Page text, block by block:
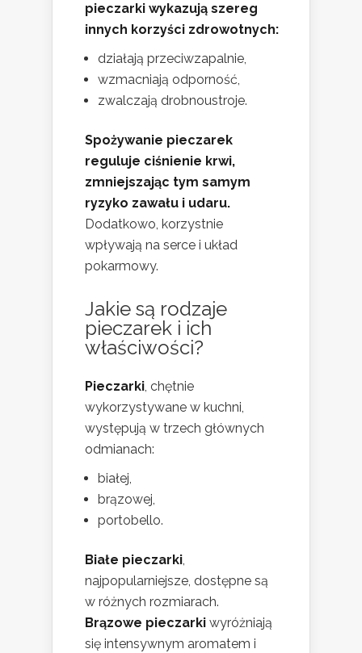
pieczarki wykazują szereg
innych korzyści zdrowotnych:
działają przeciwzapalnie,
wzmacniają odporność,
zwalczają drobnoustroje.
Spożywanie pieczarek
reguluje ciśnienie krwi,
zmniejszając tym samym
ryzyko zawału i udaru.
Dodatkowo, korzystnie
wpływają na serce i układ
pokarmowy.
Jakie są rodzaje
pieczarek i ich
właściwości?
Pieczarki, chętnie
wykorzystywane w kuchni,
występują w trzech głównych
odmianach:
białej,
brązowej,
portobello.
Białe pieczarki,
najpopularniejsze, dostępne są
w różnych rozmiarach.
Brązowe pieczarki wyróżniają
się intensywnym aromatem i